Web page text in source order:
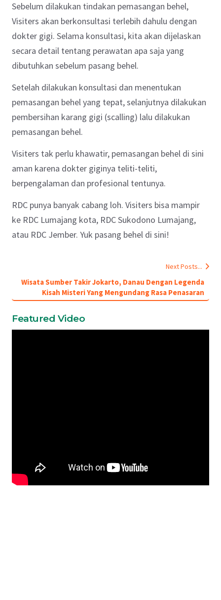
Sebelum dilakukan tindakan pemasangan behel,
Visiters akan berkonsultasi terlebih dahulu dengan
dokter gigi. Selama konsultasi, kita akan dijelaskan
secara detail tentang perawatan apa saja yang
dibutuhkan sebelum pasang behel.
Setelah dilakukan konsultasi dan menentukan
pemasangan behel yang tepat, selanjutnya dilakukan
pembersihan karang gigi (scalling) lalu dilakukan
pemasangan behel.
Visiters tak perlu khawatir, pemasangan behel di sini
aman karena dokter giginya teliti-teliti,
berpengalaman dan profesional tentunya.
RDC punya banyak cabang loh. Visiters bisa mampir
ke RDC Lumajang kota, RDC Sukodono Lumajang,
atau RDC Jember. Yuk pasang behel di sini!
Next Posts...
Wisata Sumber Takir Jokarto, Danau Dengan Legenda
Kisah Misteri Yang Mengundang Rasa Penasaran
Featured Video